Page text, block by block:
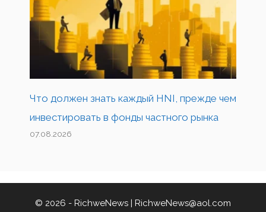
Что должен знать каждый HNI, прежде чем
инвестировать в фонды частного рынка
07.08.2026
© 2026 - RichweNews | RichweNews@aol.com